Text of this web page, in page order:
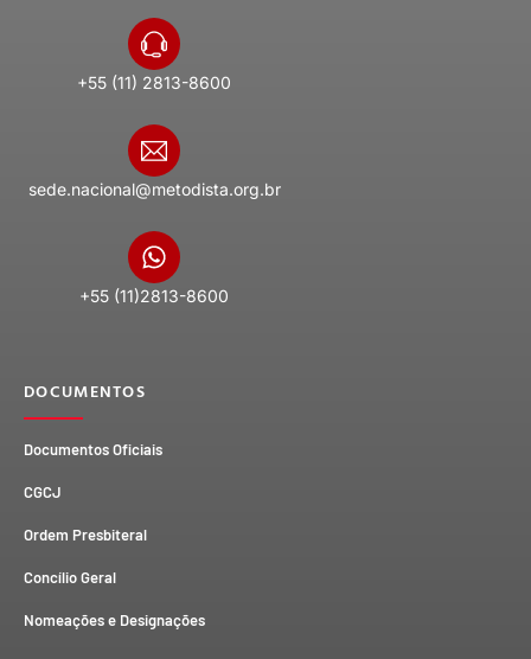
+55 (11) 2813-8600
sede.nacional@metodista.org.br
+55 (11)2813-8600
DOCUMENTOS
Documentos Oficiais
CGCJ
Ordem Presbiteral
Concílio Geral
Nomeações e Designações